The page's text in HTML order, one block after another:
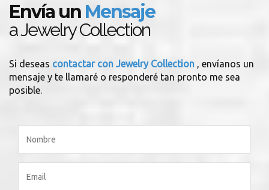
Envía un Mensaje
a Jewelry Collection
Si deseas contactar con Jewelry Collection , envíanos un
mensaje y te llamaré o responderé tan pronto me sea
posible.